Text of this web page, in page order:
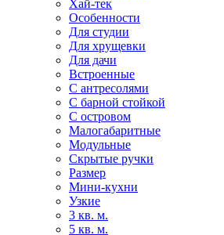
Хай-тек
Особенности
Для студии
Для хрущевки
Для дачи
Встроенные
С антресолями
С барной стойкой
С островом
Малогабаритные
Модульные
Скрытые ручки
Размер
Мини-кухни
Узкие
3 кв. м.
5 кв. м.